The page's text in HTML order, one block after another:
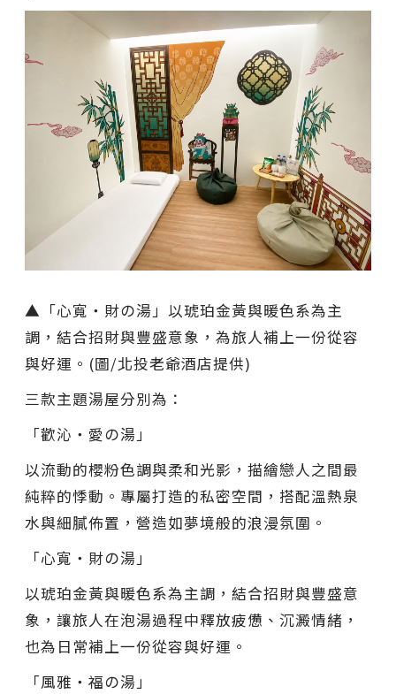
▲「心寬・財の湯」以琥珀金黃與暖色系為主
調，結合招財與豐盛意象，為旅人補上一份從容
與好運。(圖/北投老爺酒店提供)
三款主題湯屋分別為：
「歡沁・愛の湯」
以流動的櫻粉色調與柔和光影，描繪戀人之間最
純粹的悸動。專屬打造的私密空間，搭配溫熱泉
水與細膩佈置，營造如夢境般的浪漫氛圍。
「心寬・財の湯」
以琥珀金黃與暖色系為主調，結合招財與豐盛意
象，讓旅人在泡湯過程中釋放疲憊、沉澱情緒，
也為日常補上一份從容與好運。
「風雅・福の湯」